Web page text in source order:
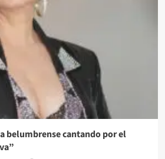
belumbrense cantando por el